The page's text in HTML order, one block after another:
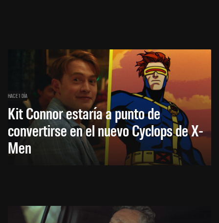
HACE 1 DÍA
Kit Connor estaría a punto de
convertirse en el nuevo Cyclops de X-
Men